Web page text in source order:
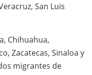
San Luis
Chihuahua,
Zacatecas, Sinaloa y
migrantes de